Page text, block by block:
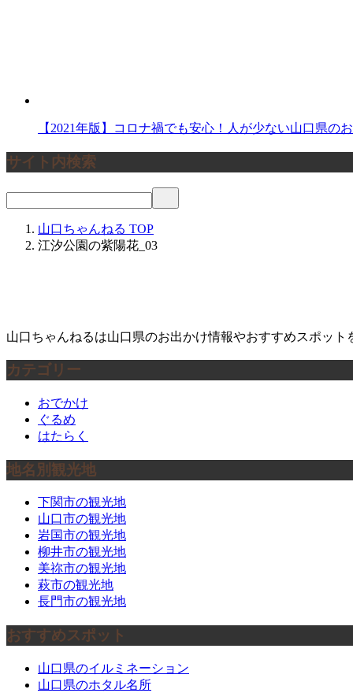
【2021年版】コロナ禍でも安心！人が少ない山口県の
サイト内検索
山口ちゃんねる TOP
江汐公園の紫陽花_03
山口ちゃんねるは山口県のお出かけ情報やおすすめスポッ
カテゴリー
おでかけ
ぐるめ
はたらく
地名別観光地
下関市の観光地
山口市の観光地
岩国市の観光地
柳井市の観光地
美祢市の観光地
萩市の観光地
長門市の観光地
おすすめスポット
山口県のイルミネーション
山口県のホタル名所